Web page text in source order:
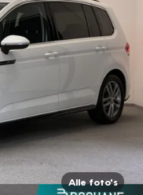
Alle foto's